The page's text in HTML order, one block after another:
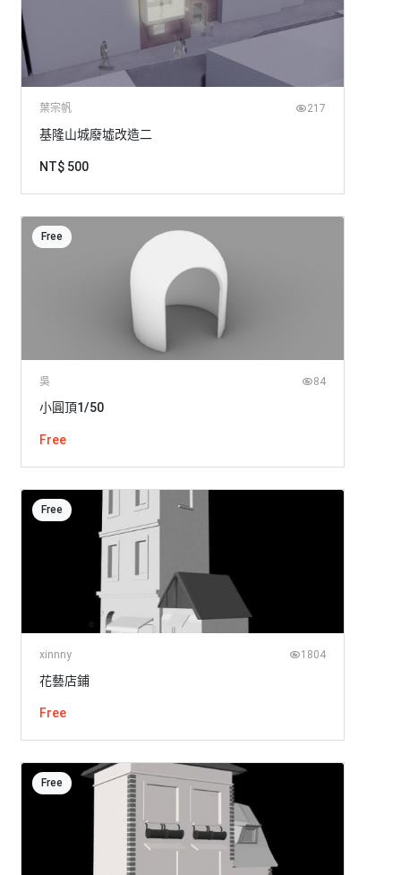
葉宗帆 217
基隆山城廢墟改造二
NT$ 500
Free
吳 84
小圓頂1/50
Free
Free
xinnny 1804
花藝店鋪
Free
Free